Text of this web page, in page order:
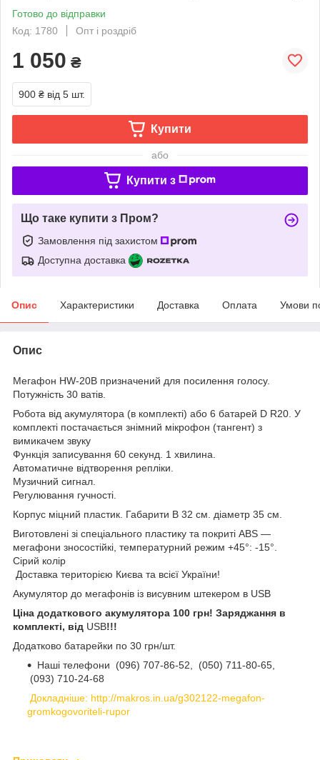
Готово до відправки
Код: 1780
Опт і роздріб
1 050 ₴
900 ₴ від 5 шт.
Купити
або
Купити з
Що таке купити з Пром?
Замовлення під захистом
Доступна доставка
Опис Характеристики Доставка Оплата Умови
Опис
Мегафон HW-20В призначений для посилення голосу.
Потужність 30 ватів.
Робота від акумулятора (в комплекті) або 6 батарей D R20. У
комплекті постачається знімний мікрофон (тангент) з
вимикачем звуку
Функція записування 60 секунд. 1 хвилина.
Автоматичне відтворення репліки.
Музичний сигнал.
Регулювання гучності.
Корпус міцний пластик. Габарити В 32 см. діаметр 35 см.
Виготовлені зі спеціального пластику та покриті ABS —
мегафони зносостійкі, температурний режим +45°: -15°.
Сірий колір
Доставка територією Києва та всієї України!
Акумулятор до мегафонів із висувним штекером в USB
Ціна додаткового акумулятора 100 грн! Заряджання в
комплекті, від USB!!!
Додатково батарейки по 30 грн/шт.
Наші телефони
(096) 707-86-52,
(050) 711-80-65,
(093) 710-24-68
Докладніше: http://makros.in.ua/g302122-megafon-
gromkogovoriteli-rupor